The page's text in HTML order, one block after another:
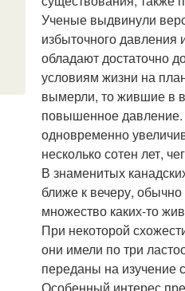
Ученые выдвинули
избыточного давления
обладают достаточно
условиям жизни на
вымерли, то жившие в
повышенное давление.
одновременно
несколько сотен лет,
В знаменитых
ближе к вечеру,
множество каких-то
При некоторой
они имели по три
переданы на изучение